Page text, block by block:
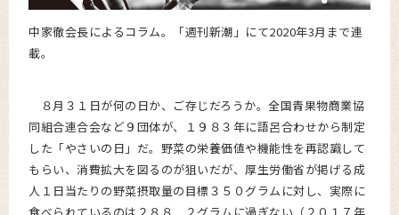
中家徹会長によるコラム。「週刊新潮」にて2020年3月まで連
載。
８月３１日が何の日か、ご存じだろうか。全国青果物商業協
同組合連合会など９団体が、１９８３年に語呂合わせから制定
した「やさいの日」だ。野菜の栄養価値や機能性を再認識して
もらい、消費拡大を図るのが狙いだが、厚生労働省が掲げる成
人１日当たりの野菜摂取量の目標３５０グラムに対し、実際に